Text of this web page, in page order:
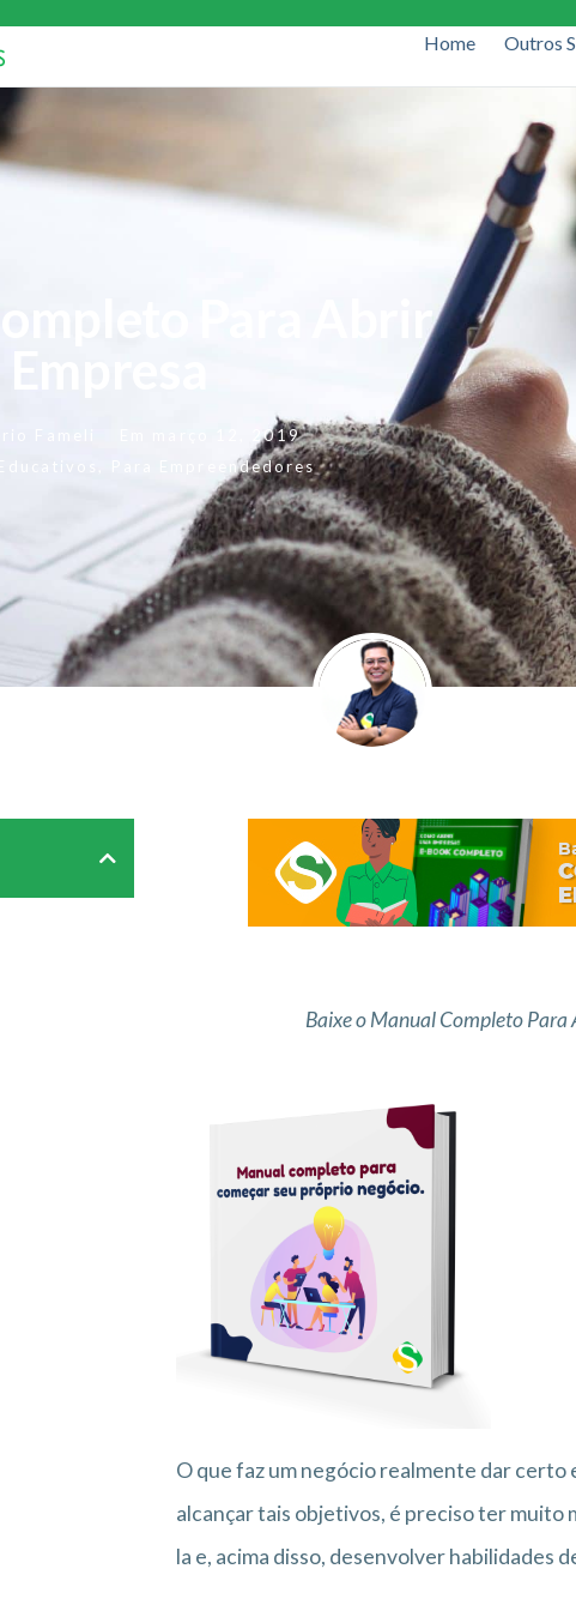
Home Outros
Para Abrir
março 12, 2019
Para Empreendedores
Baixe o Manual Completo Para
O que faz um negócio realmente dar certo
alcançar tais objetivos, é preciso ter muito
la e, acima disso, desenvolver habilidades